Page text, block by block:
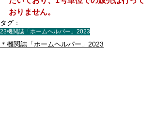
おりません。
タグ：
23機関誌「ホームヘルパー」2023
＊機関誌「ホームヘルパー」2023